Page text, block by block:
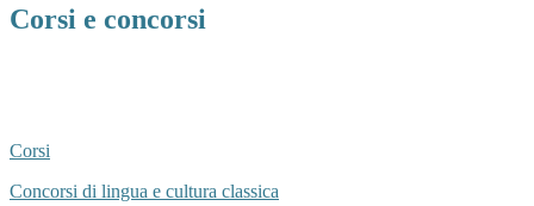
Corsi e concorsi
Corsi
Concorsi di lingua e cultura classica